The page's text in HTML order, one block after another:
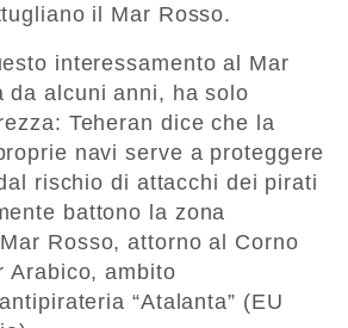
il Mar Rosso.
interessamento al Mar
da alcuni anni, ha solo
Teheran dice che la
navi serve a proteggere
rischio di attacchi dei pirati
battono la zona
Rosso, attorno al Corno
Arabico, ambito
“Atalanta” (EU